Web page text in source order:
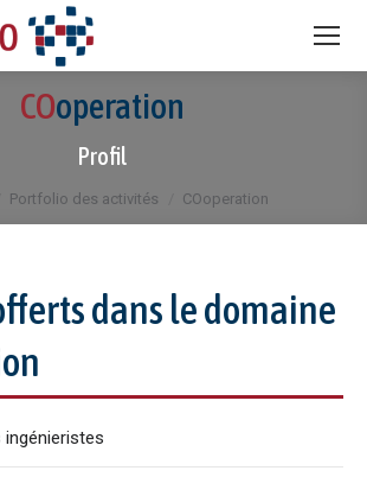
COoperation
Profil
Vous êtes ici :
Portfolio des activités COoperation
dans le domaine